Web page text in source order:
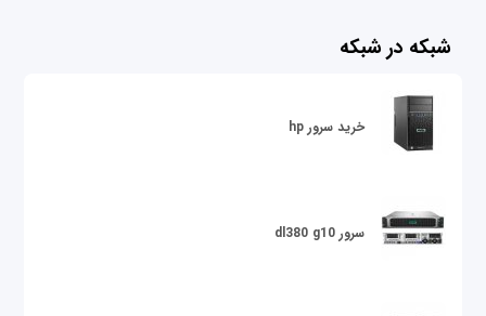
شبکه در شبکه
خرید سرور hp
سرور dl380 g10